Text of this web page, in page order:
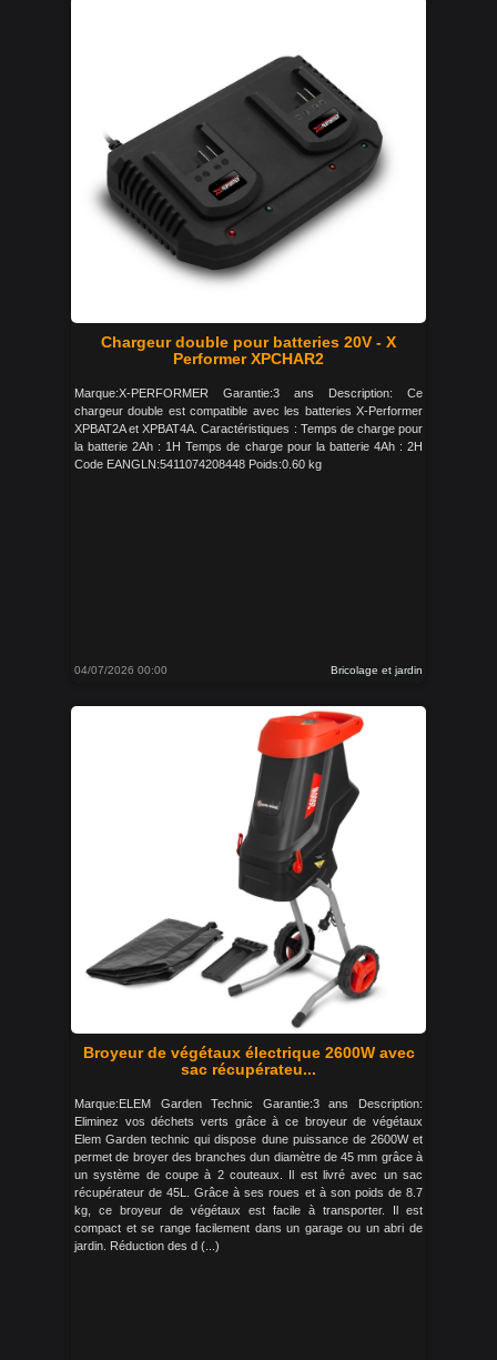
Chargeur double pour batteries 20V - X
Performer XPCHAR2
Marque:X-PERFORMER Garantie:3 ans Description: Ce
chargeur double est compatible avec les batteries X-Performer
XPBAT2A et XPBAT4A. Caractéristiques : Temps de charge pour
la batterie 2Ah : 1H Temps de charge pour la batterie 4Ah : 2H
Code EANGLN:5411074208448 Poids:0.60 kg
04/07/2026 00:00 Bricolage et jardin
Broyeur de végétaux électrique 2600W avec
sac récupérateu...
Marque:ELEM Garden Technic Garantie:3 ans Description:
Eliminez vos déchets verts grâce à ce broyeur de végétaux
Elem Garden technic qui dispose dune puissance de 2600W et
permet de broyer des branches dun diamètre de 45 mm grâce à
un système de coupe à 2 couteaux. Il est livré avec un sac
récupérateur de 45L. Grâce à ses roues et à son poids de 8.7
kg, ce broyeur de végétaux est facile à transporter. Il est
compact et se range facilement dans un garage ou un abri de
jardin. Réduction des d (...)